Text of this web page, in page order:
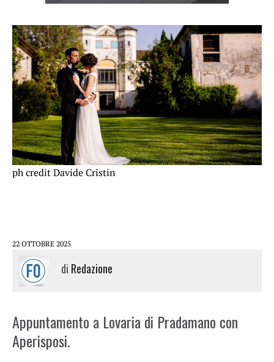
ph credit Davide Cristin
22 OTTOBRE 2025
di Redazione
Appuntamento a Lovaria di Pradamano con
Aperisposi.